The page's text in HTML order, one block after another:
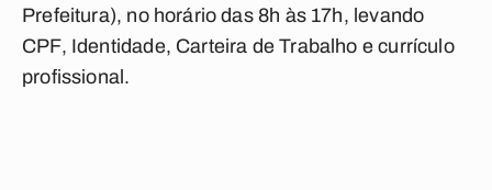
Prefeitura), no horário das 8h às 17h, levando
CPF, Identidade, Carteira de Trabalho e currículo
profissional.